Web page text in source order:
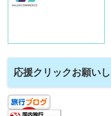
応援クリックお願い